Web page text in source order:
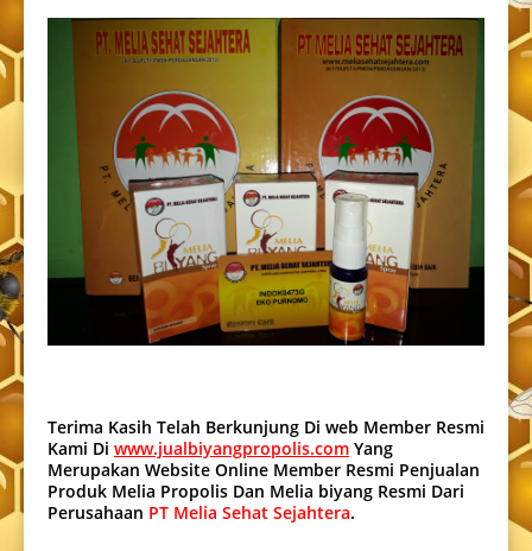
Terima Kasih Telah Berkunjung Di web Member Resmi
Kami Di www.jualbiyangpropolis.com Yang
Merupakan Website Online Member Resmi Penjualan
Produk Melia Propolis Dan Melia biyang Resmi Dari
Perusahaan PT Melia Sehat Sejahtera.